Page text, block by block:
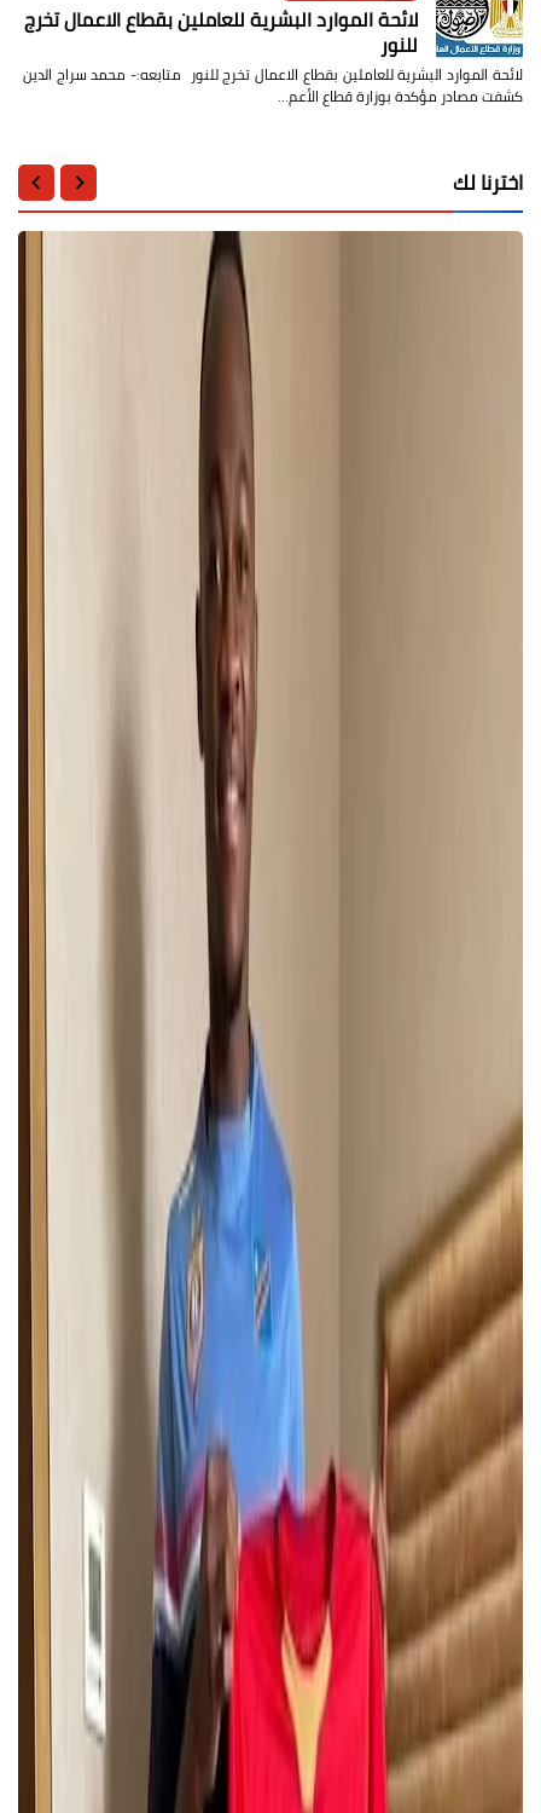
لائحة الموارد البشرية للعاملين بقطاع الاعمال تخرج
للنور
لائحة الموارد البشرية للعاملين بقطاع الاعمال تخرج للنور متابعه:- محمد سراج الدين
كشفت مصادر مؤكدة بوزارة قطاع الأعم…
اخترنا لك